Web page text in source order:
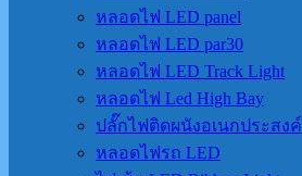
หลอดไฟ LED panel
หลอดไฟ LED par30
หลอดไฟ LED Track Light
หลอดไฟ Led High Bay
ปลั๊กไฟติดผนังอเนกประสงค์
หลอดไฟรถ LED